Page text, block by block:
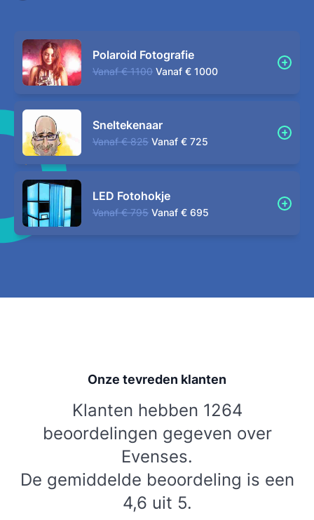
Polaroid Fotografie
Vanaf € 1100 Vanaf € 1000
Sneltekenaar
Vanaf € 825 Vanaf € 725
LED Fotohokje
Vanaf € 795 Vanaf € 695
Onze tevreden klanten
Klanten hebben 1264
beoordelingen gegeven over
Evenses.
De gemiddelde beoordeling is een
4,6 uit 5.